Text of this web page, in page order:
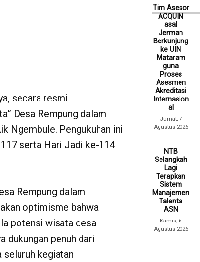
secara resmi
Desa Rempung dalam
Ngembule. Pengukuhan ini
serta Hari Jadi ke-114
Rempung dalam
optimisme bahwa
potensi wisata desa
dukungan penuh dari
seluruh kegiatan
Tim Asesor
ACQUIN
asal
Jerman
Berkunjung
ke UIN
Mataram
guna
Proses
Asesmen
Akreditasi
Internasion
al
Jumat, 7
Agustus 2026
NTB
Selangkah
Lagi
Terapkan
Sistem
Manajemen
Talenta
ASN
Kamis, 6
Agustus 2026